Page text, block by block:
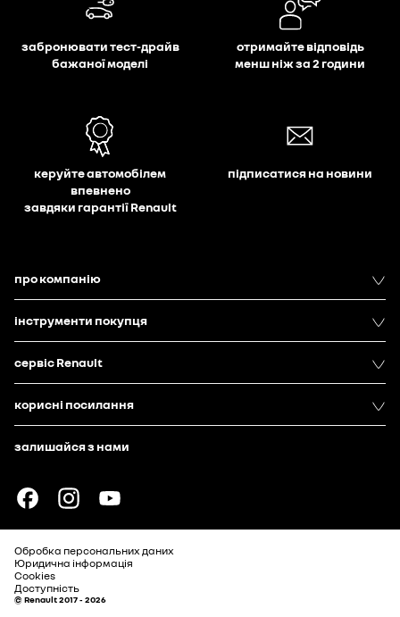
забронювати тест-драйв
бажаної моделі
отримайте відповідь
менш ніж за 2 години
керуйте автомобілем
впевнено
завдяки гарантії Renault
підписатися на новини
про компанію
інструменти покупця
сервіс Renault
корисні посилання
залишайся з нами
Обробка персональних даних
Юридична інформація
Cookies
Доступність
© Renault 2017 - 2026